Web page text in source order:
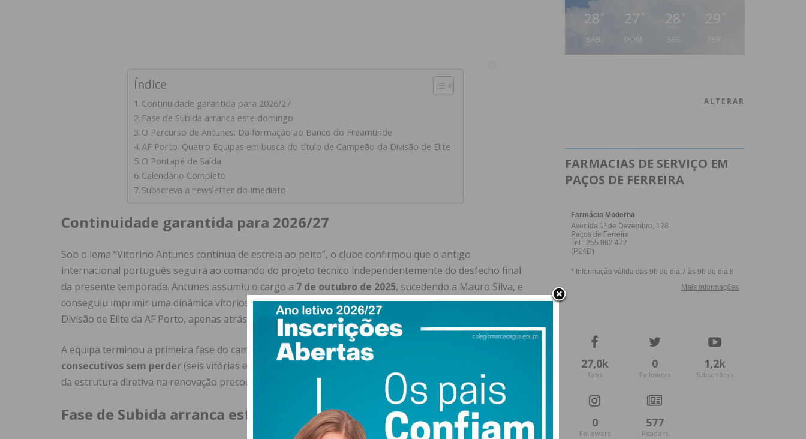
Índice
Continuidade garantida para 2026/27
Fase de Subida arranca este domingo
O Percurso de Antunes: Da formação ao Banco do Freamunde
AF Porto: Quatro Equipas em busca do título de Campeão da Divisão de Elite
O Pontapé de Saída
Calendário Completo
Subscreva a newsletter do Imediato
Continuidade garantida para 2026/27
Sob o lema “Vitorino Antunes continua de estrela ao peito”, o clube confirmou que o antigo
internacional português seguirá ao comando do projeto técnico independentemente do desfecho final
da presente temporada. Antunes assumiu o cargo a 7 de outubro de 2025, sucedendo a Mauro Silva, e
conseguiu imprimir uma dinâmica vitoriosa que culminou com o segundo lugar na fase regular da
Divisão de Elite da AF Porto, apenas atrás do Baião.
A equipa terminou a primeira fase do campeonato em bom momento de forma, somando
consecutivos sem perder (seis vitórias e cinco empates), fator que foi determinante para a confiança
da estrutura diretiva na renovação precoce.
Fase de Subida arranca este domingo
28 °
SÁB
27 °
DOM
28 °
SEG
29 °
ALTERAR
FARMACIAS DE SERVIÇO EM
PAÇOS DE FERREIRA
27,0k
Fans
0
Followers
1,2k
Subscribers
0
Followers
577
Readers